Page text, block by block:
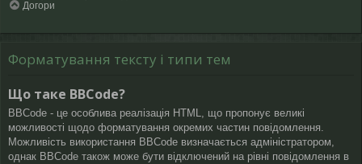
Догори
Форматування тексту і типи тем
Що таке BBCode?
BBCode - це особлива реалізація HTML, що пропонує великі
можливості щодо форматування окремих частин повідомлення.
Можливість використання BBCode визначається адміністратором,
однак BBCode також може бути відключений на рівні повідомлення в